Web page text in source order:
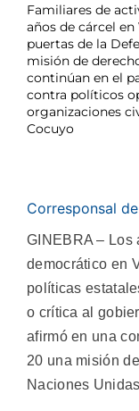
Familiares de
años de cárcel
puertas de la
misión de
continúan en el
contra políticos
organizaciones
Cocuyo
Corresponsal
GINEBRA – Los
democrático en
políticas
o crítica al
afirmó en una
20 una misión
Naciones